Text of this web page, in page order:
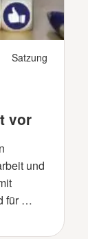
Satzung
vor
und
für …